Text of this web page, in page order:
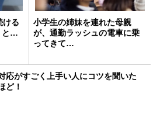
ける
と…
小学生の姉妹を連れた母親
が、通勤ラッシュの電車に乗
ってきて…
応がすごく上手い人にコツを聞いた
ど！